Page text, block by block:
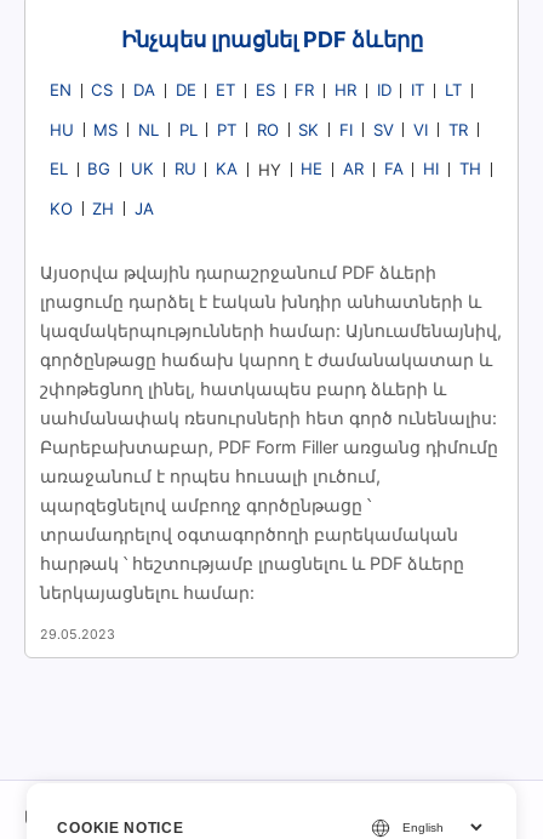
Ինչպես լրացնել PDF ձևերը
EN CS DA DE ET ES FR HR ID IT LT
HU MS NL PL PT RO SK FI SV VI TR
EL BG UK RU KA HY HE AR FA HI TH
KO ZH JA
Այսօրվա թվային դարաշրջանում PDF ձևերի
լրացումը դարձել է էական խնդիր անհատների և
կազմակերպությունների համար: Այնուամենայնիվ,
գործընթացը հաճախ կարող է ժամանակատար և
շփոթեցնող լինել, հատկապես բարդ ձևերի և
սահմանափակ ռեսուրսների հետ գործ ունենալիս:
Բարեբախտաբար, PDF Form Filler առցանց դիմումը
առաջանում է որպես հուսալի լուծում,
պարզեցնելով ամբողջ գործընթացը ՝
տրամադրելով օգտագործողի բարեկամական
հարթակ ՝ հեշտությամբ լրացնելու և PDF ձևերը
ներկայացնելու համար:
29.05.2023
Մասին
COOKIE NOTICE